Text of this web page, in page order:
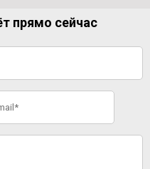
прямо сейчас